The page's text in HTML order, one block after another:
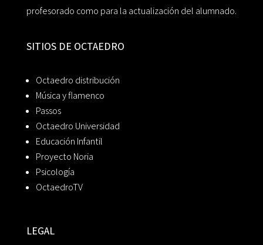
profesorado como para la actualización del alumnado.
SITIOS DE OCTAEDRO
Octaedro distribución
Música y flamenco
Passos
Octaedro Universidad
Educación Infantil
Proyecto Noria
Psicología
OctaedroTV
LEGAL